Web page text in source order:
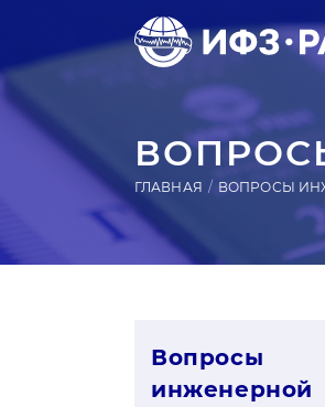
ГЛАВНАЯ ВОПРОСЫ
Вопросы
инженерной